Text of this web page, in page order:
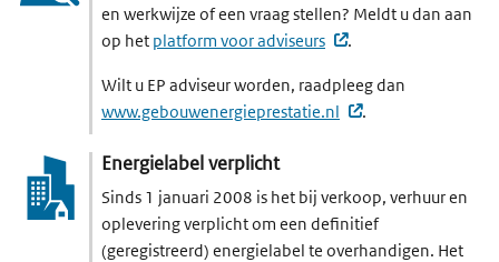
en werkwijze of een vraag stellen? Meldt u dan aan
op het platform voor adviseurs (externe website,
.
Wilt u EP adviseur worden, raadpleeg dan
www.gebouwenergie­prestatie.nl
(externe website,
.
Energielabel verplicht
Sinds 1 januari 2008 is het bij verkoop, verhuur en
oplevering verplicht om een definitief
(geregistreerd) energielabel te overhandigen. Het